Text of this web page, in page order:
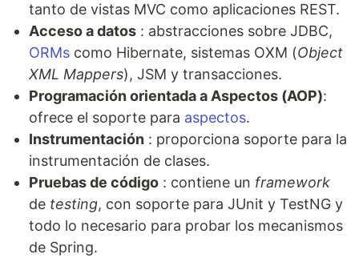
tanto de vistas MVC como aplicaciones REST.
Acceso a datos : abstracciones sobre JDBC,
ORMs como Hibernate, sistemas OXM (Object
XML Mappers), JSM y transacciones.
Programación orientada a Aspectos (AOP):
ofrece el soporte para aspectos.
Instrumentación : proporciona soporte para la
instrumentación de clases.
Pruebas de código : contiene un framework
de testing, con soporte para JUnit y TestNG y
todo lo necesario para probar los mecanismos
de Spring.